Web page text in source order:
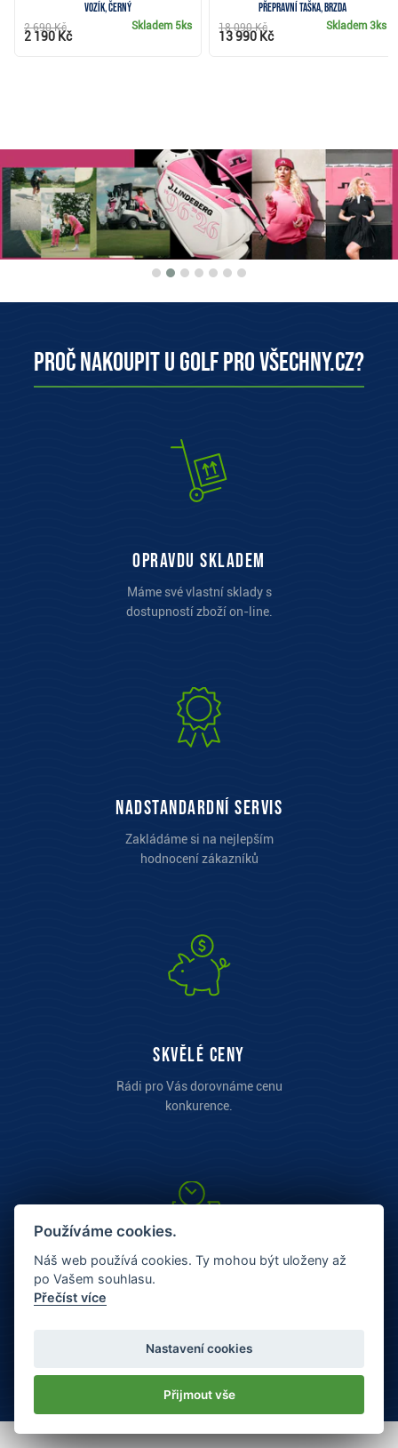
vozík, černý
Skladem 5ks
2 690 Kč
2 190 Kč
přepravní taška, brzda
Skladem3ks
18 090 Kč
13 990 Kč
Proč nakoupit u Golf pro všechny.cz?
opravdu skladem
Máme své vlastní sklady s
dostupností zboží on-line.
Nadstandardní servis
Zakládáme si na nejlepším
hodnocení zákazníků
Skvělé ceny
Rádi pro Vás dorovnáme cenu
konkurence.
následujíci prac. den.
Používáme cookies.
Náš web používá cookies. Ty mohou být uloženy až
po Vašem souhlasu.
Přečíst více
Nastavení cookies
Přijmout vše